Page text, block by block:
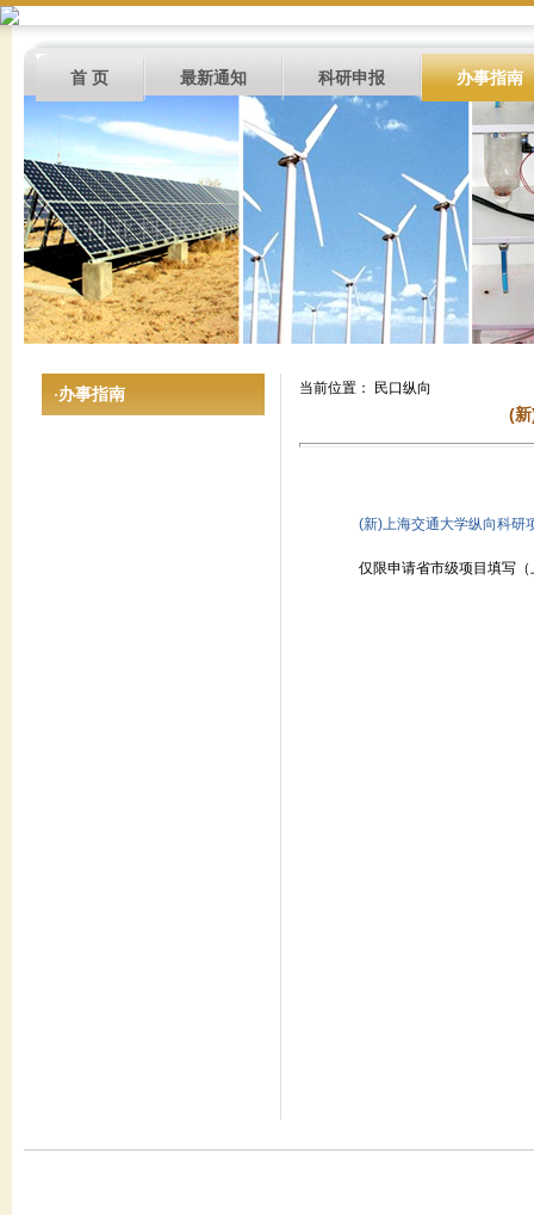
首 页 最新通知 科研申报 办事指南
·办事指南 当前位置： 民口纵向
(
(新)上海交通大学纵向科研
仅限申请省市级项目填写